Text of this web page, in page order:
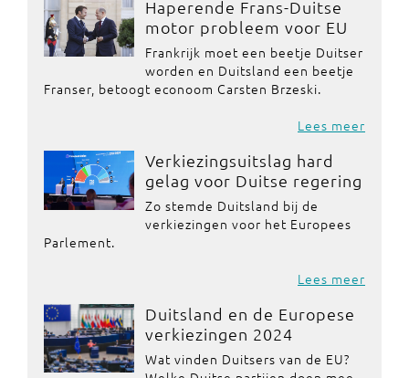
Haperende Frans-Duitse
motor probleem voor EU
Frankrijk moet een beetje Duitser
worden en Duitsland een beetje
Franser, betoogt econoom Carsten Brzeski.
Lees meer
Verkiezingsuitslag hard
gelag voor Duitse regering
Zo stemde Duitsland bij de
verkiezingen voor het Europees
Parlement.
Lees meer
Duitsland en de Europese
verkiezingen 2024
Wat vinden Duitsers van de EU?